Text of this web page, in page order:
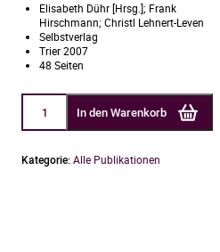
Elisabeth Dühr [Hrsg.]; Frank
Hirschmann; Christl Lehnert-Leven
Selbstverlag
Trier 2007
48 Seiten
TRIER
QUERBEET
Menge
In den Warenkorb
Kategorie:Alle Publikationen